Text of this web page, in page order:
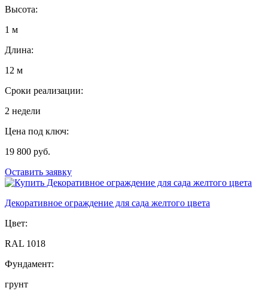
Высота:
1 м
Длина:
12 м
Сроки реализации:
2 недели
Цена под ключ:
19 800 руб.
Оставить заявку
Декоративное ограждение для сада желтого цвета
Цвет:
RAL 1018
Фундамент:
грунт